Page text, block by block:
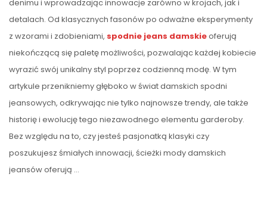
denimu i wprowadzając innowacje zarówno w krojach, jak i
detalach. Od klasycznych fasonów po odważne eksperymenty
z wzorami i zdobieniami, spodnie jeans damskieoferują
niekończącą się paletę możliwości, pozwalając każdej kobiecie
wyrazić swój unikalny styl poprzez codzienną modę. W tym
artykule przenikniemy głęboko w świat damskich spodni
jeansowych, odkrywając nie tylko najnowsze trendy, ale także
historię i ewolucję tego niezawodnego elementu garderoby.
Bez względu na to, czy jesteś pasjonatką klasyki czy
poszukujesz śmiałych innowacji, ścieżki mody damskich
jeansów oferują …